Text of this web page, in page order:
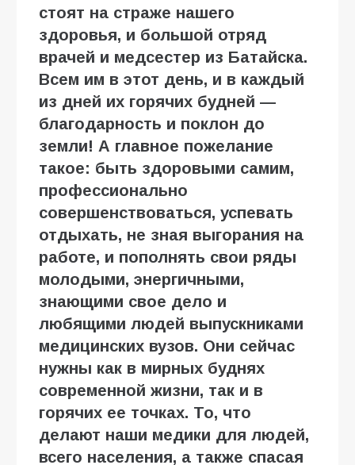
стоят на страже нашего
здоровья, и большой отряд
врачей и медсестер из Батайска.
Всем им в этот день, и в каждый
из дней их горячих будней —
благодарность и поклон до
земли! А главное пожелание
такое: быть здоровыми самим,
профессионально
совершенствоваться, успевать
отдыхать, не зная выгорания на
работе, и пополнять свои ряды
молодыми, энергичными,
знающими свое дело и
любящими людей выпускниками
медицинских вузов. Они сейчас
нужны как в мирных буднях
современной жизни, так и в
горячих ее точках. То, что
делают наши медики для людей,
всего населения, а также спасая